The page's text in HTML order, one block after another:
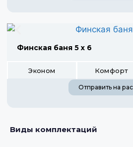
Финская баня 5 х 6
Эконом Комфорт
Отправить на
Виды комплектаций